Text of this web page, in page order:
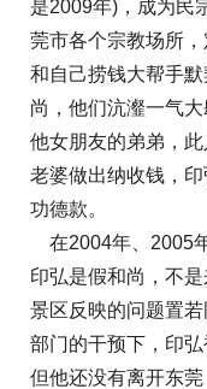
是2009年)，成为民
莞市各个宗教场所
和自己捞钱大帮手
尚，他们沆瀣一气
他女朋友的弟弟，
老婆做出纳收钱，
功德款。
在2004年、2005
印弘是假和尚，不
景区反映的问题置
部门的干预下，印弘
但他还没有离开东